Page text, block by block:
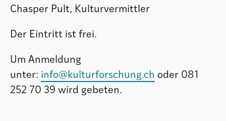
Chasper Pult, Kulturvermittler
Der Eintritt ist frei.
Um Anmeldung
unter: info@kulturforschung.ch oder 081
252 70 39 wird gebeten.